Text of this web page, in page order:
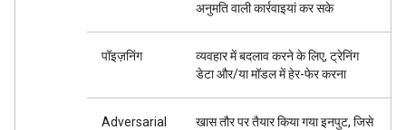
अनुमति वाली कार्रवाइयां कर सके
पॉइज़निंग
व्यवहार में बदलाव करने के लिए, ट्रेनिंग
डेटा और/या मॉडल में हेर-फेर करना
Adversarial
खास तौर पर तैयार किया गया इनपुट, जिसे